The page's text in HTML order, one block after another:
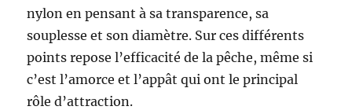
nylon en pensant à sa transparence, sa
souplesse et son diamètre. Sur ces différents
points repose l’efficacité de la pêche, même si
c’est l’amorce et l’appât qui ont le principal
rôle d’attraction.